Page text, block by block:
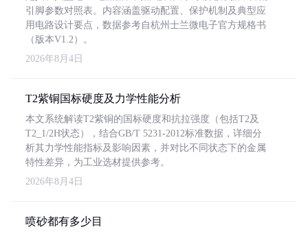
引脚参数对照表。内容涵盖驱动配置、保护机制及典型应
用电路设计要点，数据参考自杭州士兰微电子官方规格书
（版本V1.2）。
2026年8月4日
T2紫铜国标硬度及力学性能分析
本文系统解读T2紫铜的国标硬度和抗拉强度（包括T2及
T2_1/2H状态），结合GB/T 5231-2012标准数据，详细分
析其力学性能指标及影响因素，并对比不同状态下的金属
特性差异，为工业选材提供参考。
2026年8月4日
喷砂都有多少目